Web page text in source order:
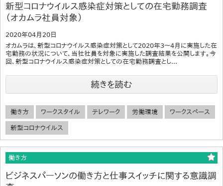
新型コロナウイルス感染症対策としての在宅勤務調査
（オカムラ社員対象）
2020年04月20日
オカムラは、新型コロナウイルス感染症対策として2020年3～4月に実施した在
宅勤務の状況について、当社社員を対象に実施した調査結果を公開します。今
回、新型コロナウイルス感染症対策としての在宅勤務調査とし...
続きを読む
働き方 ワークスタイル テレワーク 労働環境 ワークスペース
新型コロナウイルス
働き方
ビジネスパーソンの働き方と仕事スイッチに関する意識調